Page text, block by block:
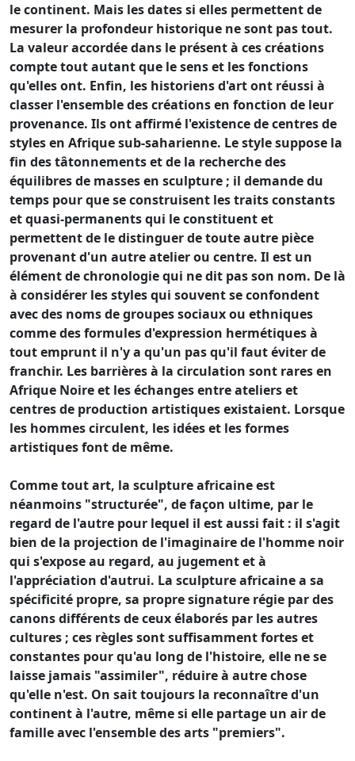
le continent. Mais les dates si elles permettent de
mesurer la profondeur historique ne sont pas tout.
La valeur accordée dans le présent à ces créations
compte tout autant que le sens et les fonctions
qu'elles ont. Enfin, les historiens d'art ont réussi à
classer l'ensemble des créations en fonction de leur
provenance. Ils ont affirmé l'existence de centres de
styles en Afrique sub-saharienne. Le style suppose la
fin des tâtonnements et de la recherche des
équilibres de masses en sculpture ; il demande du
temps pour que se construisent les traits constants
et quasi-permanents qui le constituent et
permettent de le distinguer de toute autre pièce
provenant d'un autre atelier ou centre. Il est un
élément de chronologie qui ne dit pas son nom. De là
à considérer les styles qui souvent se confondent
avec des noms de groupes sociaux ou ethniques
comme des formules d'expression hermétiques à
tout emprunt il n'y a qu'un pas qu'il faut éviter de
franchir. Les barrières à la circulation sont rares en
Afrique Noire et les échanges entre ateliers et
centres de production artistiques existaient. Lorsque
les hommes circulent, les idées et les formes
artistiques font de même.
Comme tout art, la sculpture africaine est
néanmoins "structurée", de façon ultime, par le
regard de l'autre pour lequel il est aussi fait : il s'agit
bien de la projection de l'imaginaire de l'homme noir
qui s'expose au regard, au jugement et à
l'appréciation d'autrui. La sculpture africaine a sa
spécificité propre, sa propre signature régie par des
canons différents de ceux élaborés par les autres
cultures ; ces règles sont suffisamment fortes et
constantes pour qu'au long de l'histoire, elle ne se
laisse jamais "assimiler", réduire à autre chose
qu'elle n'est. On sait toujours la reconnaître d'un
continent à l'autre, même si elle partage un air de
famille avec l'ensemble des arts "premiers".